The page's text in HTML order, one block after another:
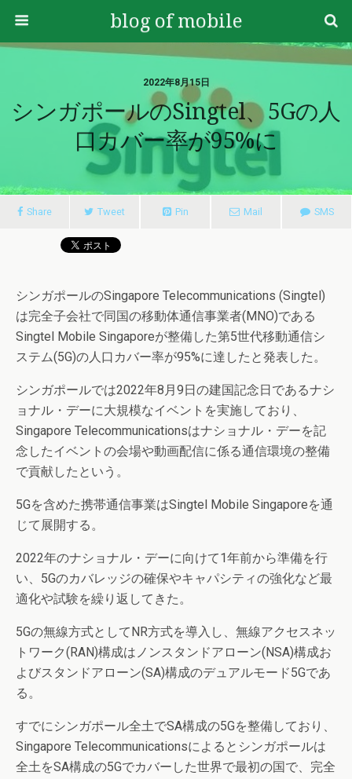
blog of mobile
2022年8月15日
シンガポールのSingtel、5Gの人
口カバー率が95%に
Share Tweet Pin Mail SMS
シンガポールのSingapore Telecommunications (Singtel)
は完全子会社で同国の移動体通信事業者(MNO)である
Singtel Mobile Singaporeが整備した第5世代移動通信シ
ステム(5G)の人口カバー率が95%に達したと発表した。
シンガポールでは2022年8月9日の建国記念日であるナシ
ョナル・デーに大規模なイベントを実施しており、
Singapore Telecommunicationsはナショナル・デーを記
念したイベントの会場や動画配信に係る通信環境の整備
で貢献したという。
5Gを含めた携帯通信事業はSingtel Mobile Singaporeを通
じて展開する。
2022年のナショナル・デーに向けて1年前から準備を行
い、5Gのカバレッジの確保やキャパシティの強化など最
適化や試験を繰り返してきた。
5Gの無線方式としてNR方式を導入し、無線アクセスネッ
トワーク(RAN)構成はノンスタンドアローン(NSA)構成お
よびスタンドアローン(SA)構成のデュアルモード5Gであ
る。
すでにシンガポール全土でSA構成の5Gを整備しており、
Singapore Telecommunicationsによるとシンガポールは
全土をSA構成の5Gでカバーした世界で最初の国で、完全